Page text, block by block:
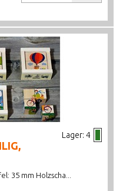
Lager: 4
35 mm Holzscha...